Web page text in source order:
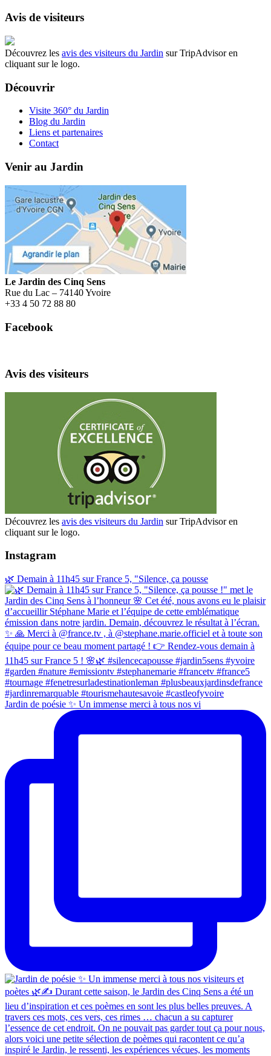
Avis de visiteurs
Découvrez les avis des visiteurs du Jardin sur TripAdvisor en
cliquant sur le logo.
Découvrir
Visite 360° du Jardin
Blog du Jardin
Liens et partenaires
Contact
Venir au Jardin
Le Jardin des Cinq Sens
Rue du Lac – 74140 Yvoire
+33 4 50 72 88 80
Facebook
Avis des visiteurs
Découvrez les avis des visiteurs du Jardin sur TripAdvisor en
cliquant sur le logo.
Instagram
🌿 Demain à 11h45 sur France 5, "Silence, ça pousse
Jardin de poésie ✨ Un immense merci à tous nos vi